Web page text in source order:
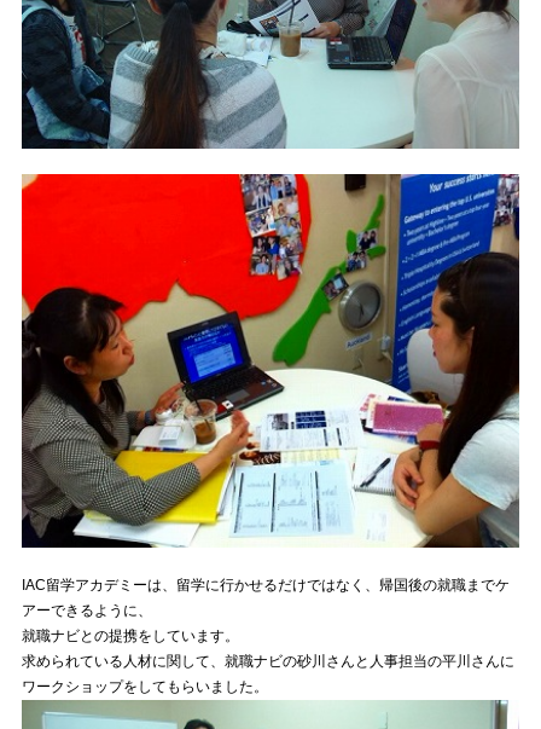
IAC留学アカデミーは、留学に行かせるだけではなく、帰国後の就職までケ
アーできるように、
就職ナビとの提携をしています。
求められている人材に関して、就職ナビの砂川さんと人事担当の平川さんに
ワークショップをしてもらいました。